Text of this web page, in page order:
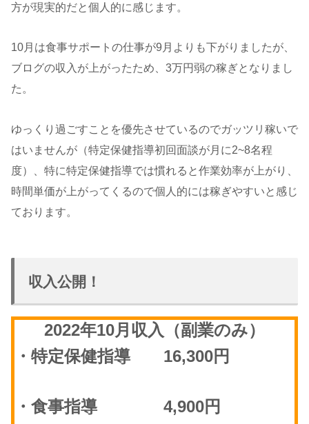
方が現実的だと個人的に感じます。
10月は食事サポートの仕事が9月よりも下がりましたが、
ブログの収入が上がったため、3万円弱の稼ぎとなりまし
た。
ゆっくり過ごすことを優先させているのでガッツリ稼いで
はいませんが（特定保健指導初回面談が月に2~8名程
度）、特に特定保健指導では慣れると作業効率が上がり、
時間単価が上がってくるので個人的には稼ぎやすいと感じ
ております。
収入公開！
2022年10月収入（副業のみ）
・特定保健指導 16,300円
・食事指導 4,900円